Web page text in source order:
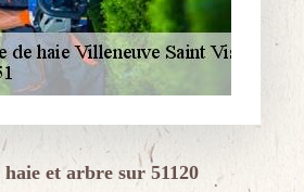
et arbre sur 51120